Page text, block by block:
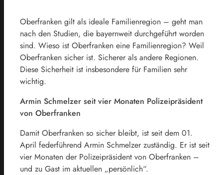
Oberfranken gilt als ideale Familienregion – geht man
nach den Studien, die bayernweit durchgeführt worden
sind. Wieso ist Oberfranken eine Familienregion? Weil
Oberfranken sicher ist. Sicherer als andere Regionen.
Diese Sicherheit ist insbesondere für Familien sehr
wichtig.
Armin Schmelzer seit vier Monaten Polizeipräsident
von Oberfranken
Damit Oberfranken so sicher bleibt, ist seit dem 01.
April federführend Armin Schmelzer zuständig. Er ist seit
vier Monaten der Polizeipräsident von Oberfranken –
und zu Gast im aktuellen „persönlich“.